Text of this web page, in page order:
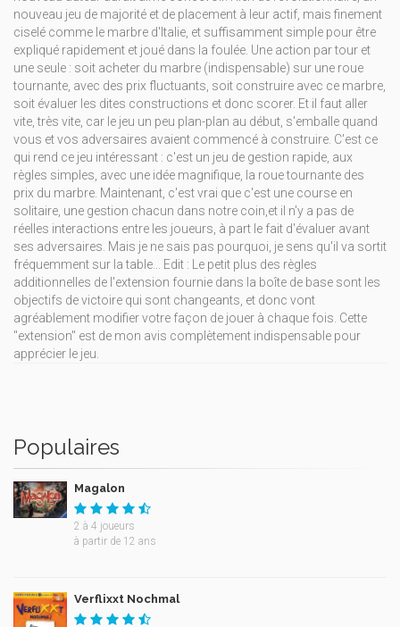
nouveau jeu de majorité et de placement à leur actif, mais finement
ciselé comme le marbre d'Italie, et suffisamment simple pour être
expliqué rapidement et joué dans la foulée. Une action par tour et
une seule : soit acheter du marbre (indispensable) sur une roue
tournante, avec des prix fluctuants, soit construire avec ce marbre,
soit évaluer les dites constructions et donc scorer. Et il faut aller
vite, très vite, car le jeu un peu plan-plan au début, s'emballe quand
vous et vos adversaires avaient commencé à construire. C'est ce
qui rend ce jeu intéressant : c'est un jeu de gestion rapide, aux
règles simples, avec une idée magnifique, la roue tournante des
prix du marbre. Maintenant, c'est vrai que c'est une course en
solitaire, une gestion chacun dans notre coin,et il n'y a pas de
réelles interactions entre les joueurs, à part le fait d'évaluer avant
ses adversaires. Mais je ne sais pas pourquoi, je sens qu'il va sortit
fréquemment sur la table... Edit : Le petit plus des règles
additionnelles de l'extension fournie dans la boîte de base sont les
objectifs de victoire qui sont changeants, et donc vont
agréablement modifier votre façon de jouer à chaque fois. Cette
"extension" est de mon avis complètement indispensable pour
apprécier le jeu.
Populaires
Magalon
2 à 4 joueurs
à partir de 12 ans
Verflixxt Nochmal